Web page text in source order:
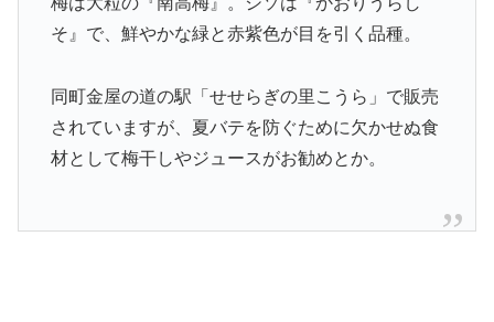
そ』で、鮮やかな緑と赤紫色が目を引く品種。
同町金屋の道の駅「せせらぎの里こうら」で販売
されていますが、夏バテを防ぐために欠かせぬ食
材として梅干しやジュースがお勧めとか。